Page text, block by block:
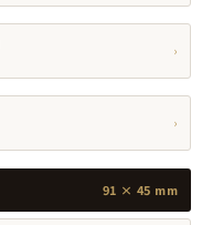
›
›
91 × 45 mm